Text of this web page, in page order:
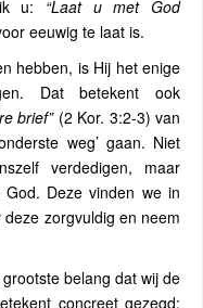
u: “Laat u met God
eeuwig te laat is.
hebben, is Hij het enige
Dat betekent ook
brief”(2 Kor. 3:2-3) van
weg’ gaan. Niet
verdedigen, maar
Deze vinden we in
zorgvuldig en neem
belang dat wij de
concreet gezegd: